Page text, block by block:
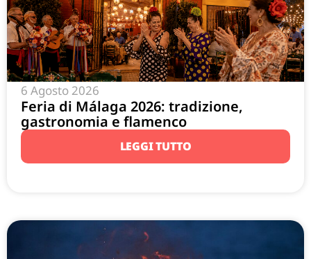
6 Agosto 2026
Feria di Málaga 2026: tradizione,
gastronomia e flamenco
LEGGI TUTTO